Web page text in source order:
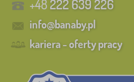
+48222 639 226
info@banaby.pl
kariera - oferty pracy